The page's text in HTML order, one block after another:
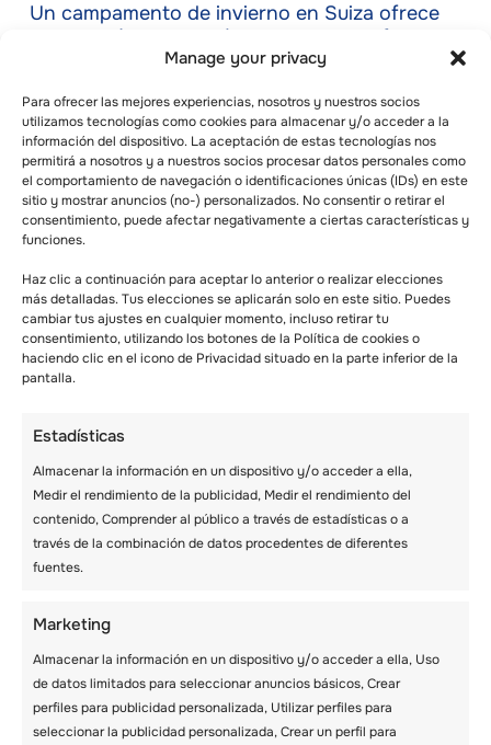
Manage your privacy
Para ofrecer las mejores experiencias, nosotros y nuestros socios
utilizamos tecnologías como cookies para almacenar y/o acceder a la
información del dispositivo. La aceptación de estas tecnologías nos
permitirá a nosotros y a nuestros socios procesar datos personales como
el comportamiento de navegación o identificaciones únicas (IDs) en este
sitio y mostrar anuncios (no-) personalizados. No consentir o retirar el
consentimiento, puede afectar negativamente a ciertas características y
funciones.
Haz clic a continuación para aceptar lo anterior o realizar elecciones
más detalladas. Tus elecciones se aplicarán solo en este sitio. Puedes
cambiar tus ajustes en cualquier momento, incluso retirar tu
consentimiento, utilizando los botones de la Política de cookies o
haciendo clic en el icono de Privacidad situado en la parte inferior de la
pantalla.
Estadísticas
Almacenar la información en un dispositivo y/o acceder a ella,
Medir el rendimiento de la publicidad, Medir el rendimiento del
contenido, Comprender al público a través de estadísticas o a
través de la combinación de datos procedentes de diferentes
fuentes.
Marketing
Almacenar la información en un dispositivo y/o acceder a ella, Uso
de datos limitados para seleccionar anuncios básicos, Crear
perfiles para publicidad personalizada, Utilizar perfiles para
seleccionar la publicidad personalizada, Crear un perfil para
Un campamento de invierno en Suiza ofrece
mucho más que esquí y snowboard. Ofrece
una amplia gama deexperiencias al aire libre
intereses. Además de los deportes alpinos, los
niños pueden participar en actividades como
senderismo invernal,técnicas de
supervivenciacomo laconstrucción de iglús
ypaseos con raquetas de nieve. Estas
actividades están diseñadas para
invierno, ofreciendo una mezcla equilibrada de
aventura y relajación.
Para quienes prefieran descansar de la nieve,
hay muchas opciones disponibles en
interiores. Pueden ir desde manualidades,
programas académicos
combinar su aventura invernal con el
aprendizaje. Al final del día, los niños pueden
relajarse y socializar durantelas reuniones
nocturnas, que pueden incluir noches de cine,
hogueras o espectáculos de talentos. Estos
momentos compartidos ayudan a formar
un sentimiento de comunidad y unión.
8. Impresionantes
paisajes que realzan